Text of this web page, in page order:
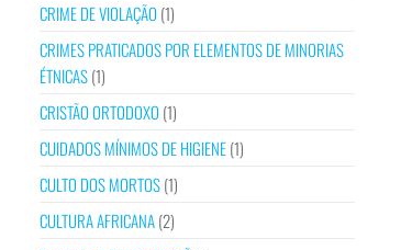
CRIME DE VIOLAÇÃO (1)
CRIMES PRATICADOS POR ELEMENTOS DE MINORIAS
ÉTNICAS(1)
CRISTÃO ORTODOXO (1)
CUIDADOS MÍNIMOS DE HIGIENE(1)
CULTO DOS MORTOS(1)
CULTURA AFRICANA(2)